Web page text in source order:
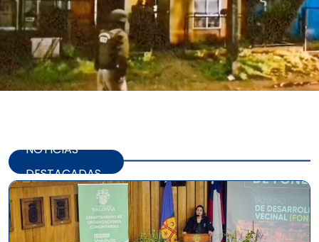
NOTICIAS
DESTACADAS